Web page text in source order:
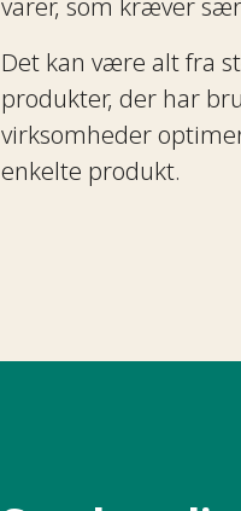
varer, som kræver særlige hensyn.​​​​‌
Det kan være alt fra
produkter, der har
virksomheder
enkelte produkt.